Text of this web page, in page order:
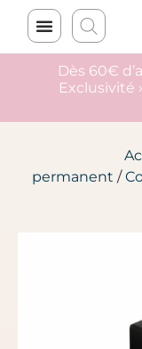
Dès 60€
Exclusivité
permanent /